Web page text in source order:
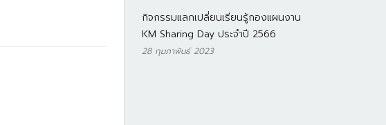
กิจกรรมแลกเปลี่ยนเรียนรู้กองแผนงาน
KM Sharing Day ประจำปี 2566
28 กุมภาพันธ์ 2023